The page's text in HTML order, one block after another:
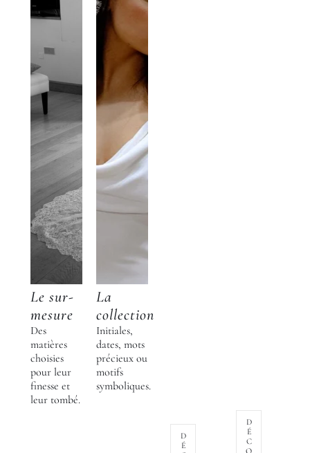
Le sur-
mesure
Des
matières
choisies
pour leur
finesse et
leur tombé.
D
É
La
collection
Initiales,
dates, mots
précieux ou
motifs
symboliques.
D
É
C
O